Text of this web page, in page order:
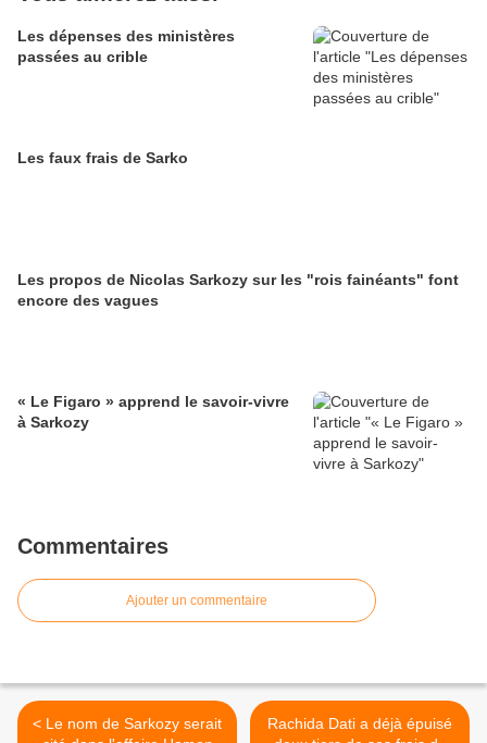
Les dépenses des ministères
passées au crible
Les faux frais de Sarko
Les propos de Nicolas Sarkozy sur les "rois fainéants" font
encore des vagues
« Le Figaro » apprend le savoir-vivre
à Sarkozy
Commentaires
Ajouter un commentaire
< Le nom de Sarkozy serait
Rachida Dati a déjà épuisé